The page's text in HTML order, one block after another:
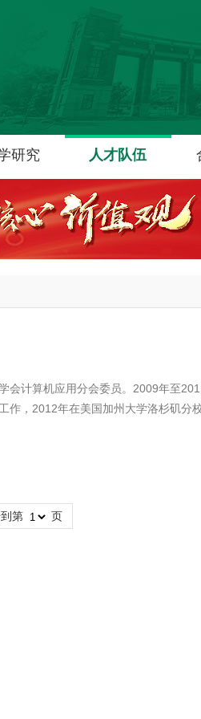
研究 人才队伍
会计算机应用分会委员。2009年至
作，2012年在美国加州大学洛杉矶分
第 页